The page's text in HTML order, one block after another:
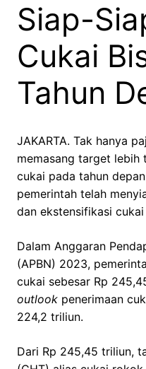
Siap-
Cukai
Tahun
JAKARTA. Tak hanya
memasang target lebih
cukai pada tahun
pemerintah telah
dan ekstensifikasi
Dalam Anggaran
(APBN) 2023,
cukai sebesar Rp
outlook penerimaan
224,2 triliun.
Dari Rp 245,45 triliun,